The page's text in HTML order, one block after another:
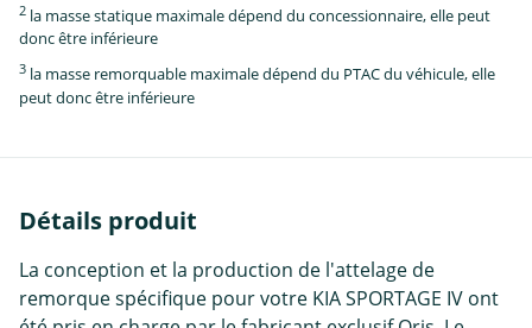
2 la masse statique maximale dépend du concessionnaire, elle peut
donc être inférieure
3 la masse remorquable maximale dépend du PTAC du véhicule, elle
peut donc être inférieure
Détails produit
La conception et la production de l'attelage de
remorque spécifique pour votre KIA SPORTAGE IV ont